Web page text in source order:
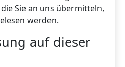
Sie an uns übermitteln,
werden.
auf dieser